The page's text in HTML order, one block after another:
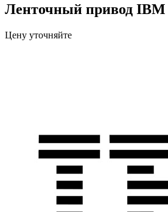
Ленточный привод IBM
Цену уточняйте